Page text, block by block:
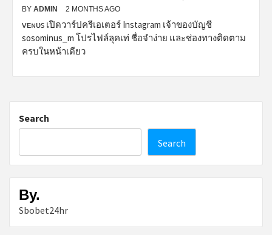
BY ADMIN 2 MONTHS AGO
ᴠᴇɴᴜꜱ เปิดวาร์ปครีเอเตอร์ Instagram เจ้าของบัญชี
sosominus_m โปรไฟล์ลุคเท่ ชื่อจำง่าย และช่องทางติดตาม
ครบในหน้าเดียว
Search
Search
By.
Sbobet24hr